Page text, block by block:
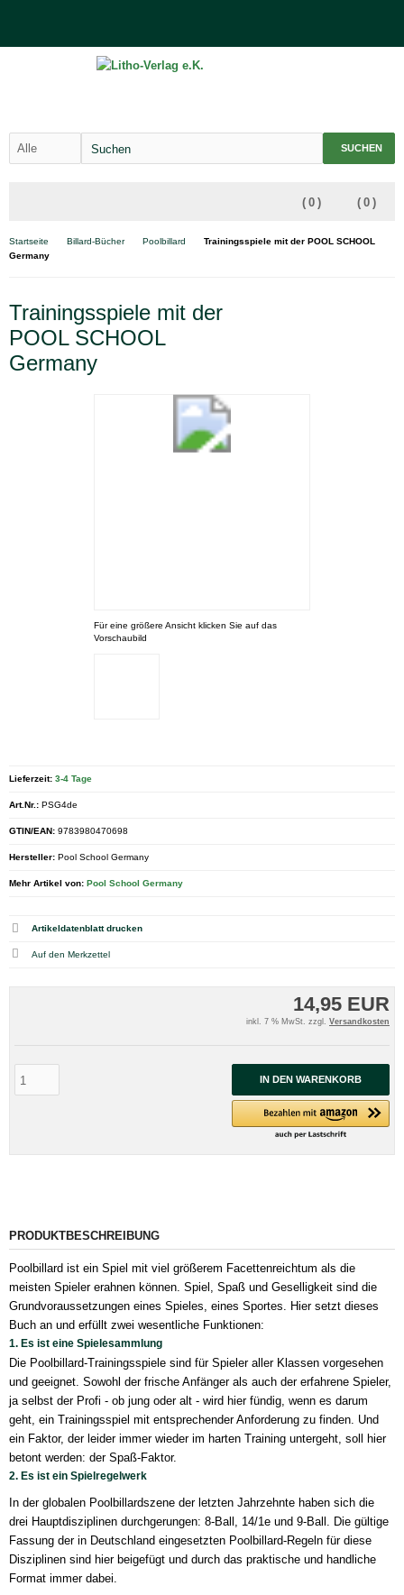
SUCHEN
( 0 )
( 0 )
Startseite Billard-Bücher Poolbillard
Trainingsspiele mit der POOL SCHOOL
Germany
Trainingsspiele mit der
POOL SCHOOL
Germany
Für eine größere Ansicht klicken Sie auf das
Vorschaubild
14,95 EUR
inkl. 7 % MwSt. zzgl. Versandkosten
IN DEN WARENKORB
Lieferzeit: 3-4 Tage
Art.Nr.: PSG4de
GTIN/EAN: 9783980470698
Hersteller: Pool School Germany
Mehr Artikel von: Pool School Germany
Artikeldatenblatt drucken
PRODUKTBESCHREIBUNG
Poolbillard ist ein Spiel mit viel größerem Facettenreichtum als die
meisten Spieler erahnen können. Spiel, Spaß und Geselligkeit sind die
Grundvoraussetzungen eines Spieles, eines Sportes. Hier setzt dieses
Buch an und erfüllt zwei wesentliche Funktionen:
1. Es ist eine Spielesammlung
Die Poolbillard-Trainingsspiele sind für Spieler aller Klassen vorgesehen
und geeignet. Sowohl der frische Anfänger als auch der erfahrene Spieler,
ja selbst der Profi - ob jung oder alt - wird hier fündig, wenn es darum
geht, ein Trainingsspiel mit entsprechender Anforderung zu finden. Und
ein Faktor, der leider immer wieder im harten Training untergeht, soll hier
betont werden: der Spaß-Faktor.
2. Es ist ein Spielregelwerk
In der globalen Poolbillardszene der letzten Jahrzehnte haben sich die
drei Hauptdisziplinen durchgerungen: 8-Ball, 14/1e und 9-Ball. Die gültige
Fassung der in Deutschland eingesetzten Poolbillard-Regeln für diese
Disziplinen sind hier beigefügt und durch das praktische und handliche
Format immer dabei.